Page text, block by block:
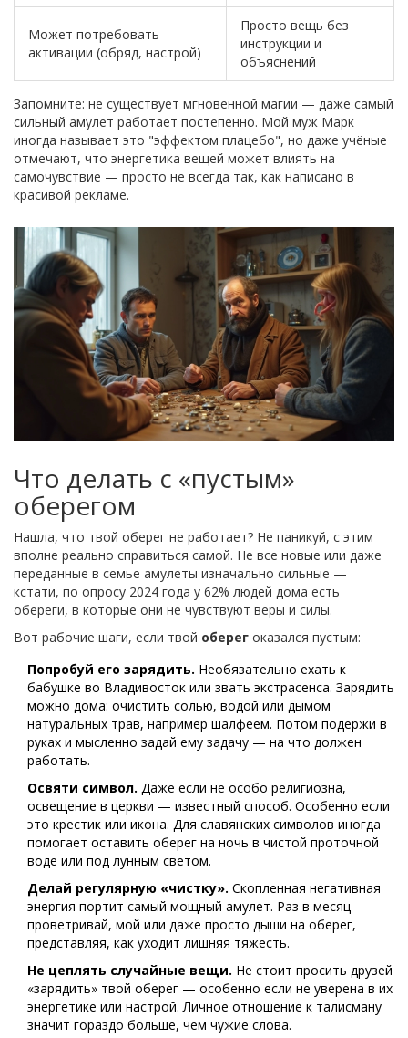
Может потребовать
активации (обряд, настрой)
Просто вещь без
инструкции и
объяснений
Запомните: не существует мгновенной магии — даже самый
сильный амулет работает постепенно. Мой муж Марк
иногда называет это "эффектом плацебо", но даже учёные
отмечают, что энергетика вещей может влиять на
самочувствие — просто не всегда так, как написано в
красивой рекламе.
Что делать с «пустым»
оберегом
Нашла, что твой оберег не работает? Не паникуй, с этим
вполне реально справиться самой. Не все новые или даже
переданные в семье амулеты изначально сильные —
кстати, по опросу 2024 года у 62% людей дома есть
обереги, в которые они не чувствуют веры и силы.
Вот рабочие шаги, если твой оберег оказался пустым:
Попробуй его зарядить. Необязательно ехать к
бабушке во Владивосток или звать экстрасенса. Зарядить
можно дома: очистить солью, водой или дымом
натуральных трав, например шалфеем. Потом подержи в
руках и мысленно задай ему задачу — на что должен
работать.
Освяти символ. Даже если не особо религиозна,
освещение в церкви — известный способ. Особенно если
это крестик или икона. Для славянских символов иногда
помогает оставить оберег на ночь в чистой проточной
воде или под лунным светом.
Делай регулярную «чистку». Скопленная негативная
энергия портит самый мощный амулет. Раз в месяц
проветривай, мой или даже просто дыши на оберег,
представляя, как уходит лишняя тяжесть.
Не цеплять случайные вещи. Не стоит просить друзей
«зарядить» твой оберег — особенно если не уверена в их
энергетике или настрой. Личное отношение к талисману
значит гораздо больше, чем чужие слова.